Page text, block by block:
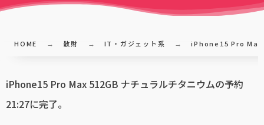
HOME 散財 IT・ガジェット系 iPhone15 Pro Max
iPhone15 Pro Max 512GB ナチュラルチタニウムの予約
21:27に完了。